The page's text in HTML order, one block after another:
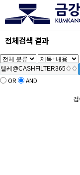
전체검색 결과
OR AND